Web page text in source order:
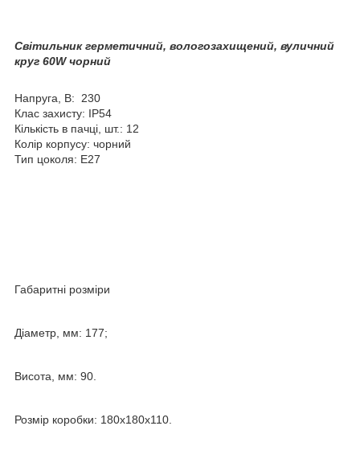
Світильник герметичний, вологозахищений, вуличний
круг 60W чорний
Напруга, В: 230
Клас захисту: IP54
Кількість в пачці, шт.: 12
Колір корпусу: чорний
Тип цоколя: E27
Габаритні розміри
Діаметр, мм: 177;
Висота, мм: 90.
Розмір коробки: 180х180х110.